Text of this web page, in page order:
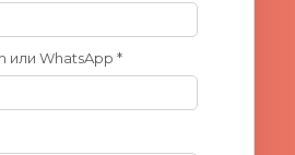
или WhatsApp *